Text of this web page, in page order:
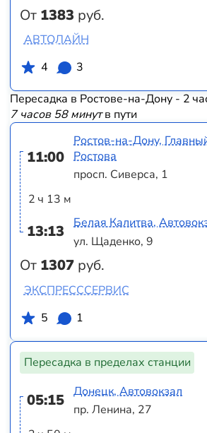
От 1383 руб.
АВТОЛАЙН
4
3
Пересадка в Ростове-на-Дону - 2
7 часов 58 минутв пути
11:00
2 ч 13 м
13:13
От 1307 руб.
Ростов-на-Дону,
Ростова
просп. Сиверса, 1
Белая Калитва,
ул. Щаденко, 9
ЭКСПРЕСССЕРВИС
5
1
Пересадка в пределах станции
05:15
Донецк, Автовокзал
пр. Ленина, 27